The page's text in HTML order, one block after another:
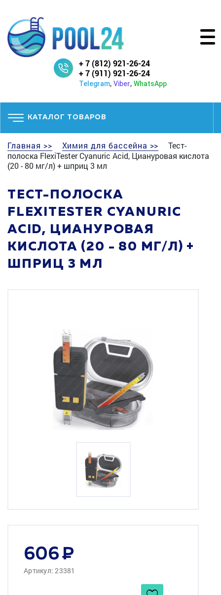
+ 7 (812) 921-26-24
+ 7 (911) 921-26-24
Telegram, Viber, WhatsApp
КАТАЛОГ ТОВАРОВ
Главная >> Химия для бассейна >>
Тест-
полоска FlexiTester Cyanuric Acid, Циануровая кислота
(20 - 80 мг/л) + шприц 3 мл
ТЕСТ-ПОЛОСКА
FLEXITESTER CYANURIC
ACID, ЦИАНУРОВАЯ
КИСЛОТА (20 - 80 МГ/Л) +
ШПРИЦ 3 МЛ
606
Артикул: 23381